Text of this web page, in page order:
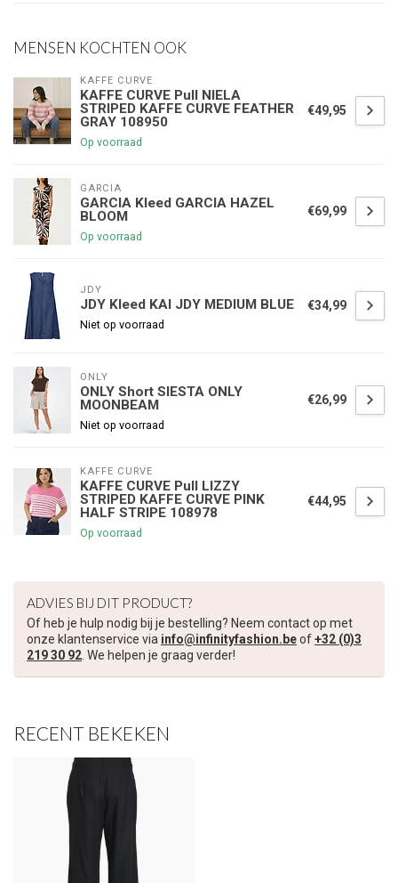
MENSEN KOCHTEN OOK
KAFFE CURVE
KAFFE CURVE Pull NIELA
STRIPED KAFFE CURVE FEATHER
GRAY 108950
Op voorraad
€49,95
GARCIA
GARCIA Kleed GARCIA HAZEL
BLOOM
Op voorraad
€69,99
JDY
JDY Kleed KAI JDY MEDIUM BLUE
Niet op voorraad
€34,99
ONLY
ONLY Short SIESTA ONLY
MOONBEAM
Niet op voorraad
€26,99
KAFFE CURVE
KAFFE CURVE Pull LIZZY
STRIPED KAFFE CURVE PINK
HALF STRIPE 108978
Op voorraad
€44,95
ADVIES BIJ DIT PRODUCT?
Of heb je hulp nodig bij je bestelling? Neem contact op met
onze klantenservice via info@infinityfashion.beof+32 (0)3
219 30 92. We helpen je graag verder!
RECENT BEKEKEN